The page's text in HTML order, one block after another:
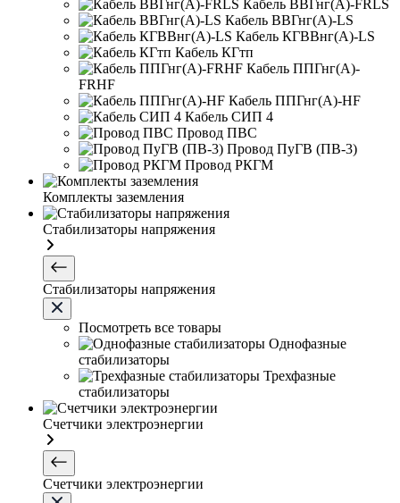
Кабель ВВГнг(А)-FRLS
Кабель ВВГнг(А)-LS
Кабель КГВВнг(А)-LS
Кабель КГтп
Кабель ППГнг(А)-
FRHF
Кабель ППГнг(А)-HF
Кабель СИП 4
Провод ПВС
Провод ПуГВ (ПВ-3)
Провод РКГМ
Комплекты заземления
Стабилизаторы напряжения
Стабилизаторы напряжения
Посмотреть все товары
Однофазные
стабилизаторы
Трехфазные
стабилизаторы
Счетчики электроэнергии
Счетчики электроэнергии